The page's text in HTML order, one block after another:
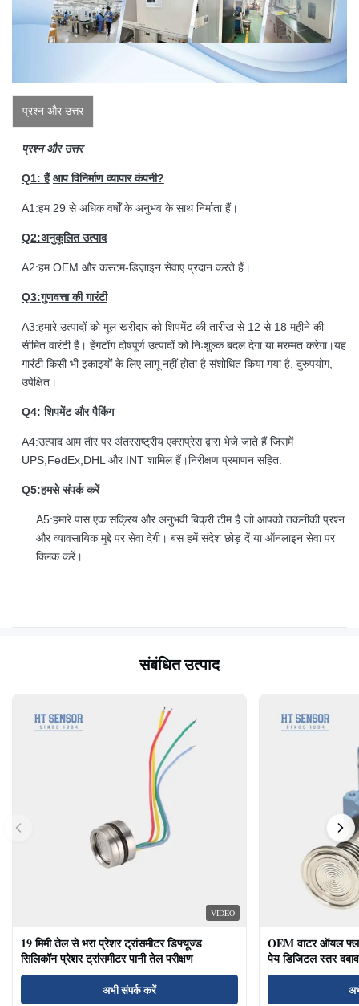
प्रश्न और उत्तर
प्रश्न और उत्तर
Q1: हैं आप विनिर्माण व्यापार कंपनी?
A1:हम 29 से अधिक वर्षों के अनुभव के साथ निर्माता हैं।
Q2:अनुकूलित उत्पाद
A2:हम OEM और कस्टम-डिज़ाइन सेवाएं प्रदान करते हैं।
Q3:गुणवत्ता की गारंटी
A3:हमारे उत्पादों को मूल खरीदार को शिपमेंट की तारीख से 12 से 18 महीने की
सीमित वारंटी है। हेंगटोंग दोषपूर्ण उत्पादों को निःशुल्क बदल देगा या मरम्मत करेगा।यह
गारंटी किसी भी इकाइयों के लिए लागू नहीं होता है संशोधित किया गया है, दुरुपयोग,
उपेक्षित।
Q4: शिपमेंट और पैकिंग
A4:उत्पाद आम तौर पर अंतरराष्ट्रीय एक्सप्रेस द्वारा भेजे जाते हैं जिसमें
UPS,FedEx,DHL और INT शामिल हैं।निरीक्षण प्रमाणन सहित.
Q5:हमसे संपर्क करें
A5:हमारे पास एक सक्रिय और अनुभवी बिक्री टीम है जो आपको तकनीकी प्रश्न
और व्यावसायिक मुद्दे पर सेवा देगी। बस हमें संदेश छोड़ दें या ऑनलाइन सेवा पर
क्लिक करें।
संबंधित उत्पाद
VIDEO
19 मिमी तेल से भरा प्रेशर ट्रांसमीटर डिफ्यूज्ड
सिलिकॉन प्रेशर ट्रांसमीटर पानी तेल परीक्षण
अभी संपर्क करें
OEM वाटर ऑयल
पेय डिजिटल स्तर